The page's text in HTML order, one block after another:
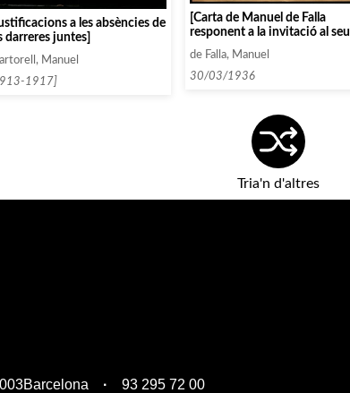
a les absències de
darreres juntes]
Manuel
1917]
[Carta de Manuel de Falla
responent a la invitació al seu
festival homenatge]
de Falla, Manuel
30/03/1936
Tria'n d'altres
Barcelona 93 295 72 00